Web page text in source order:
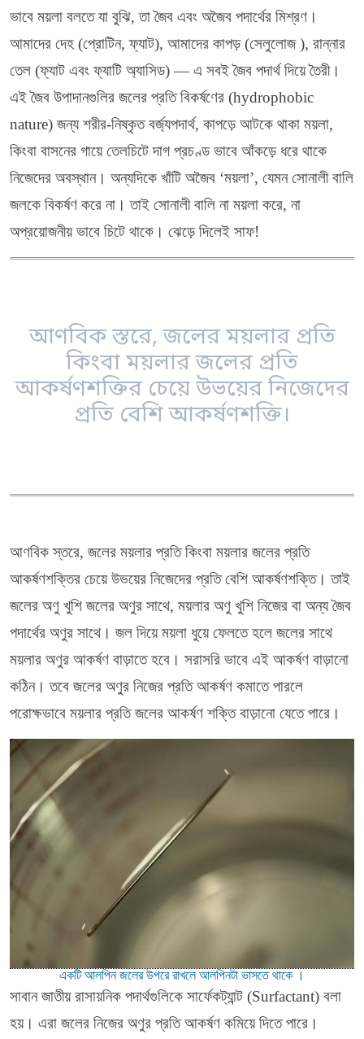
ভাবে ময়লা বলতে যা বুঝি, তা জৈব এবং অজৈব পদার্থের মিশ্রণ।
আমাদের দেহ (প্রোটিন, ফ্যাট), আমাদের কাপড় (সেলুলোজ ), রান্নার
তেল (ফ্যাট এবং ফ্যাটি অ্যাসিড) — এ সবই জৈব পদার্থ দিয়ে তৈরী।
এই জৈব উপাদানগুলির জলের প্রতি বিকর্ষণের (hydrophobic
nature) জন্য শরীর-নিষ্কৃত বর্জ্যপদার্থ, কাপড়ে আটকে থাকা ময়লা,
কিংবা বাসনের গায়ে তেলচিটে দাগ প্রচণ্ড ভাবে আঁকড়ে ধরে থাকে
নিজেদের অবস্থান। অন্যদিকে খাঁটি অজৈব ‘ময়লা’, যেমন সোনালী বালি
জলকে বিকর্ষণ করে না। তাই সোনালী বালি না ময়লা করে, না
অপ্রয়োজনীয় ভাবে চিটে থাকে। ঝেড়ে দিলেই সাফ!
আণবিক স্তরে, জলের ময়লার প্রতি
কিংবা ময়লার জলের প্রতি
আকর্ষণশক্তির চেয়ে উভয়ের নিজেদের
প্রতি বেশি আকর্ষণশক্তি।
আণবিক স্তরে, জলের ময়লার প্রতি কিংবা ময়লার জলের প্রতি
আকর্ষণশক্তির চেয়ে উভয়ের নিজেদের প্রতি বেশি আকর্ষণশক্তি। তাই
জলের অণু খুশি জলের অণুর সাথে, ময়লার অণু খুশি নিজের বা অন্য জৈব
পদার্থের অণুর সাথে। জল দিয়ে ময়লা ধুয়ে ফেলতে হলে জলের সাথে
ময়লার অণুর আকর্ষণ বাড়াতে হবে। সরাসরি ভাবে এই আকর্ষণ বাড়ানো
কঠিন। তবে জলের অণুর নিজের প্রতি আকর্ষণ কমাতে পারলে
পরোক্ষভাবে ময়লার প্রতি জলের আকর্ষণ শক্তি বাড়ানো যেতে পারে।
একটি আলপিন জলের উপরে রাখলে আলপিনটা ভাসতে থাকে ।
সাবান জাতীয় রাসায়নিক পদার্থগুলিকে সার্ফেকট্যান্ট (Surfactant) বলা
হয়। এরা জলের নিজের অণুর প্রতি আকর্ষণ কমিয়ে দিতে পারে।